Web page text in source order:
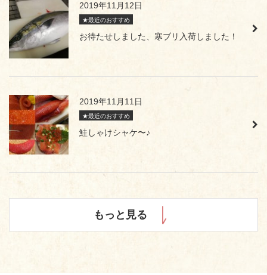
2019年11月12日
★最近のおすすめ
お待たせしました、寒ブリ入荷しました！
2019年11月11日
★最近のおすすめ
鮭しゃけシャケ〜♪
もっと見る